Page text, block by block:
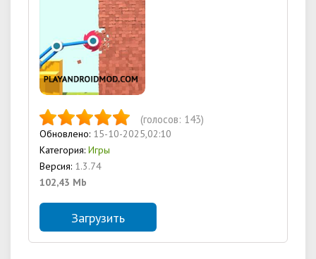
(голосов: 143)
Обновлено: 15-10-2025,02:10
Категория: Игры
Версия: 1.3.74
102,43 Mb
Загрузить